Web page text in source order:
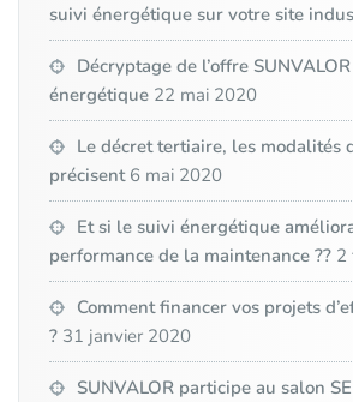
suivi énergétique sur votre site
Décryptage de l’offre
énergétique 22 mai 2020
Le décret tertiaire, les modalités
précisent 6 mai 2020
Et si le suivi énergétique
performance de la maintenance ?? 2
Comment financer vos projets
? 31 janvier 2020
SUNVALOR participe au salon